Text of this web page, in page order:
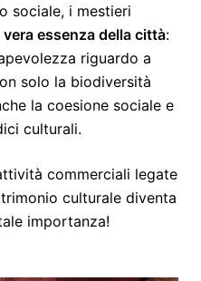
sociale, i mestieri
vera essenza della città:
riguardo a
solo la biodiversità
la coesione sociale e
culturali.
commerciali legate
culturale diventa
importanza!